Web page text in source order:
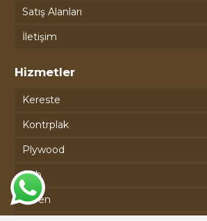
Satış Alanları
İletişim
Hizmetler
Kereste
Kontrplak
Plywood
Osb
Seren